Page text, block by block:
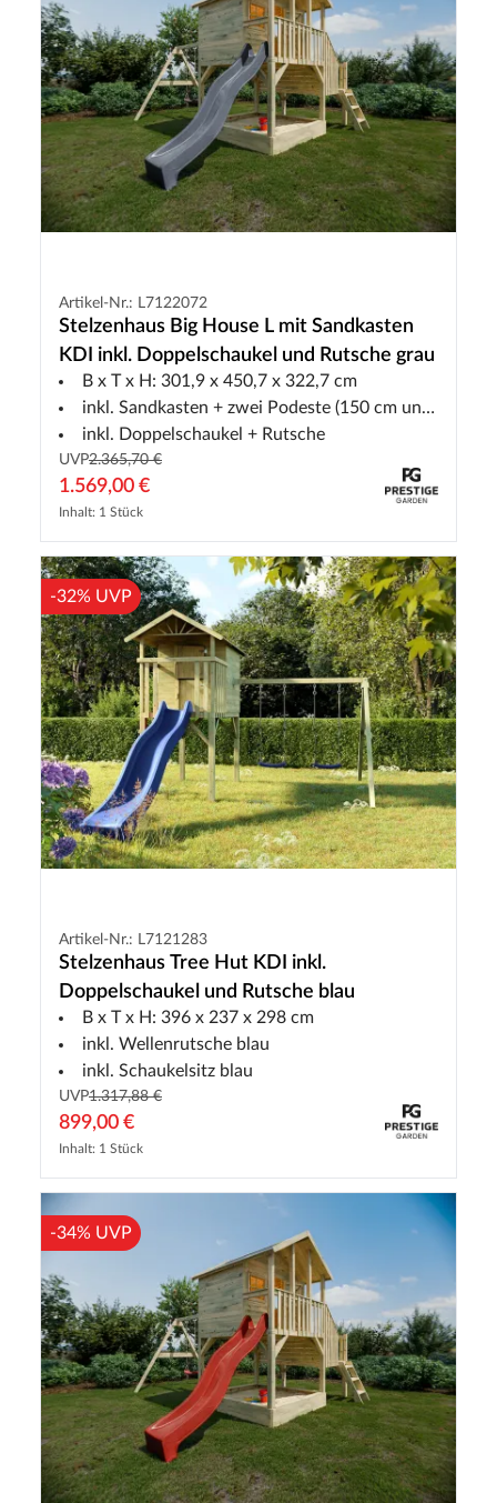
Artikel-Nr.: L7122072
Stelzenhaus Big House L mit Sandkasten
KDI inkl. Doppelschaukel und Rutsche grau
B x T x H: 301,9 x 450,7 x 322,7 cm
inkl. Sandkasten + zwei Podeste (150 cm und 90 cm)
inkl. Doppelschaukel + Rutsche
UVP2.365,70 €
1.569,00 €
Inhalt: 1 Stück
-32% UVP
Artikel-Nr.: L7121283
Stelzenhaus Tree Hut KDI inkl.
Doppelschaukel und Rutsche blau
B x T x H: 396 x 237 x 298 cm
inkl. Wellenrutsche blau
inkl. Schaukelsitz blau
UVP1.317,88 €
899,00 €
Inhalt: 1 Stück
-34% UVP